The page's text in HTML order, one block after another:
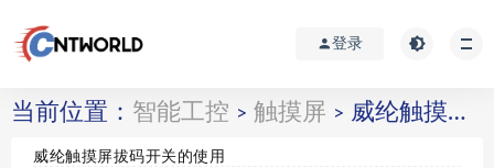
登录
当前位置： 智能工控 > 触摸屏 > 威纶触摸屏拔码开关的使用
威纶触摸屏拔码开关的使用